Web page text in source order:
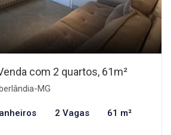
com 2 quartos, 61m²
MG
2 Vagas 61 m²